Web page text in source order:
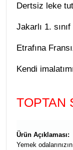
Dertsiz leke
Jakarlı 1.
Etrafına
Kendi
TOPTAN
Ürün Açıklaması:
Yemek